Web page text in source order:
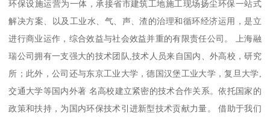
环保设施运营为一体，承接省市建筑工地施工现场扬尘环保一站式
解决方案、以及工业水、气、声、渣的治理和循环经济运用，是立
进行商业运作，综合效益与社会效益并重的有限责任公司。 上海融
瑞公司拥有一支强大的技术团队,技术人员来自国内、外高校，研究
所；此外，公司还与东京工业大学，德国汉堡工业大学，复旦大学,
交通大学等国内外著 名高校建立紧密的技术合作关系。依托国家的
政策和扶持，为国内环保技术引进新型技术贡献力量。 借助于我们